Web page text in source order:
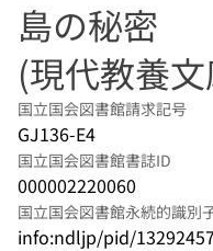
島の秘密
(現代教養
国立国会図書館請求記号
GJ136-E4
国立国会図書館書誌ID
000002220060
国立国会図書館永続的識別
info:ndljp/pid/13292457